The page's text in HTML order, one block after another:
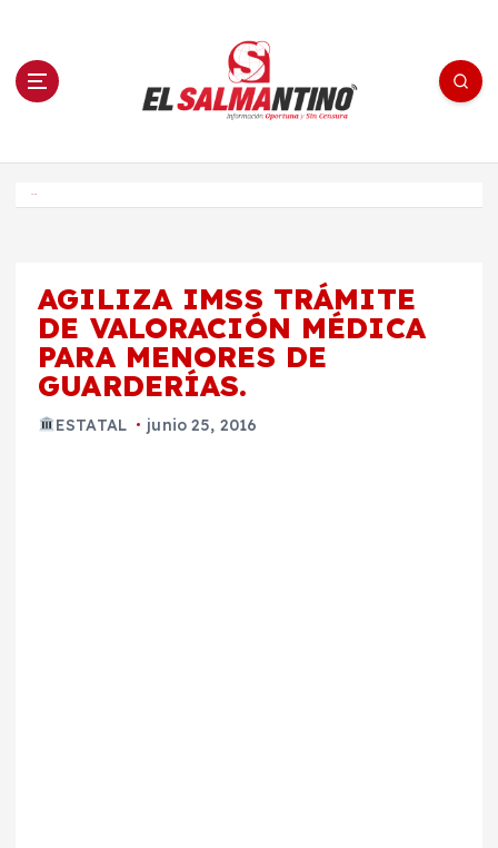
n El Salmantino - medios/noticias/editorial
AGILIZA IMSS TRÁMITE
DE VALORACIÓN MÉDICA
PARA MENORES DE
GUARDERÍAS.
ESTATAL junio 25, 2016